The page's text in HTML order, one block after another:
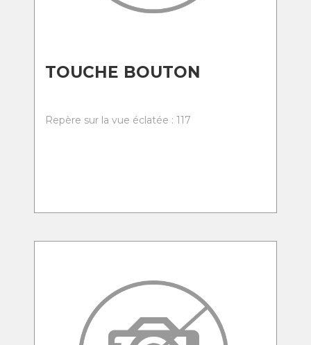
TOUCHE BOUTON
Repère sur la vue éclatée : 117